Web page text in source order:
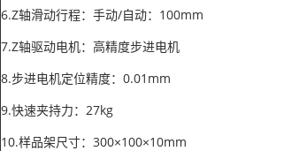
6.Z轴滑动行程：手动/自动：100mm
7.Z轴驱动电机：高精度步进电机
8.步进电机定位精度：0.01mm
9.快速夹持力：27kg
10.样品架尺寸：300×100×10mm